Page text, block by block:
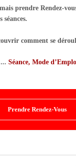
prendre Rendez-
séances.
comment se
Séance, Mode
Prendre Rendez-Vous